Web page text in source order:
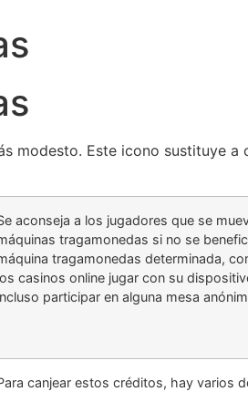
modesto. Este icono sustituye a
aconseja a los jugadores que se
tragamonedas si no se
tragamonedas determinada,
casinos online jugar con su
participar en alguna mesa
canjear estos créditos, hay varios